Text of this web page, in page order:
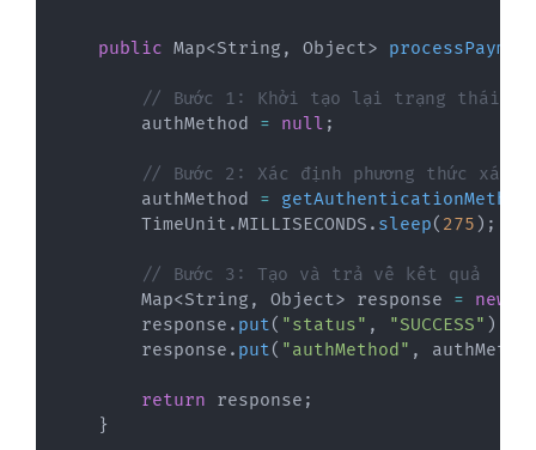
public Map<String , Object>
// Bước 1: Khởi tạo lại trạng thái
        authMethod
= null ;
// Bước 2: Xác định phương thức xác
        authMethod
= getAuthenticationMethod
TimeUnit .MILLISECONDS . sleep( 275 ) ;
// Bước 3: Tạo và trả về kết quả
Map<String , Object> response = new
        response
. put( "status" , "SUCCESS" )
        response
. put( "authMethod" ,
return response ;
}